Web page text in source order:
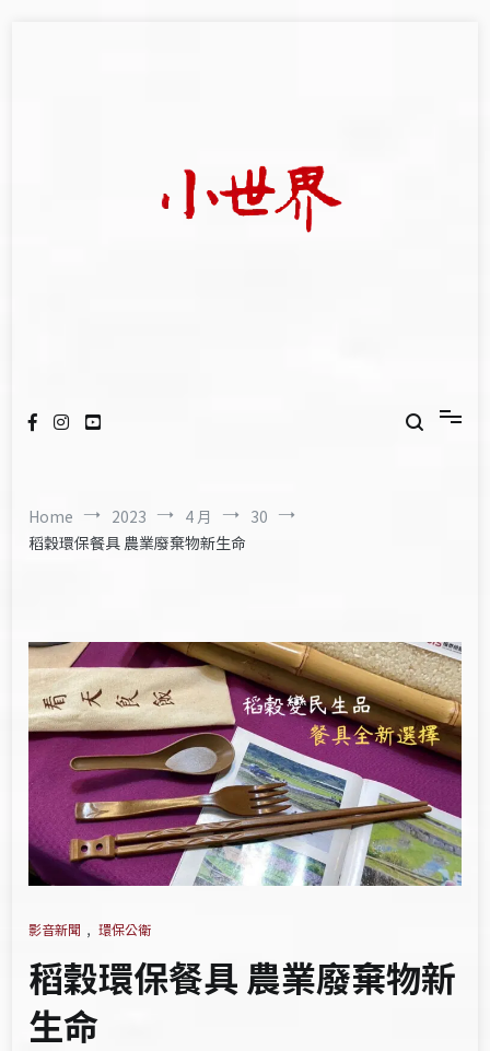
Home 2023 4 月
30
​稻穀環保餐具 農業廢棄物新生命
影音新聞 , 環保公衛
​稻穀環保餐具 農業廢棄物新
生命